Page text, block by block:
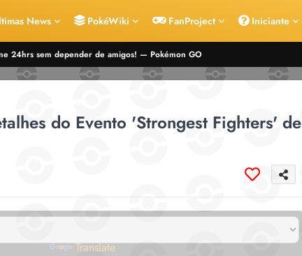
News PokéWiki FanProject Iniciante
24hrs sem depender de amigos! — Pokémon GO
do Evento 'Strongest Fighters' de
by
Translate